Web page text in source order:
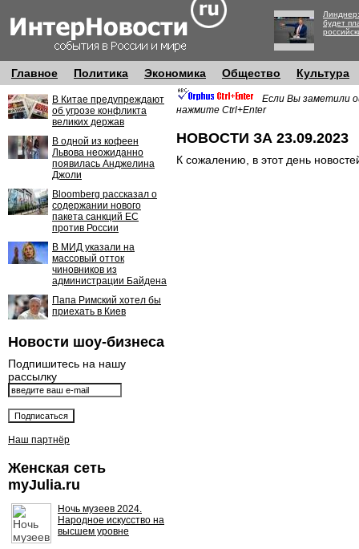
будет
Главное Политика Экономика Общество Культура
В Китае предупреждают
об угрозе конфликта
великих держав
В одной из кофеен
Львова неожиданно
появилась Анджелина
Джоли
Bloomberg рассказал о
содержании нового
пакета санкций ЕС
против России
В МИД указали на
массовый отток
чиновников из
администрации Байдена
Папа Римский хотел бы
приехать в Киев
Новости шоу-бизнеса
Подпишитесь на нашу
рассылку
Наш партнёр
Женская сеть
myJulia.ru
Ночь музеев 2024.
Народное искусство на
высшем уровне
Если Вы заметили
нажмите Ctrl+Enter
НОВОСТИ ЗА 23.09.2023
К сожалению, в этот день